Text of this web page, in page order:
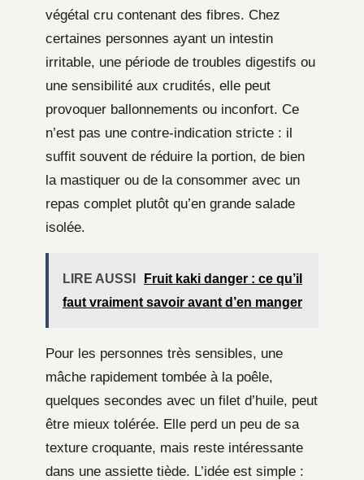
végétal cru contenant des fibres. Chez
certaines personnes ayant un intestin
irritable, une période de troubles digestifs ou
une sensibilité aux crudités, elle peut
provoquer ballonnements ou inconfort. Ce
n’est pas une contre-indication stricte : il
suffit souvent de réduire la portion, de bien
la mastiquer ou de la consommer avec un
repas complet plutôt qu’en grande salade
isolée.
LIRE AUSSI
Fruit kaki danger : ce qu’il
faut vraiment savoir avant d’en manger
Pour les personnes très sensibles, une
mâche rapidement tombée à la poêle,
quelques secondes avec un filet d’huile, peut
être mieux tolérée. Elle perd un peu de sa
texture croquante, mais reste intéressante
dans une assiette tiède. L’idée est simple :